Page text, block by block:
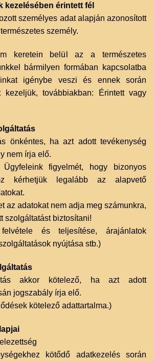
kezelésében érintett fél
személyes adat alapján azonosított
személy.
keretein belül az a természetes
bármilyen formában kapcsolatba
igénybe veszi és ennek során
kezeljük, továbbiakban: Érintett vagy
önkéntes, ha azt adott tevékenység
nem írja elő.
figyelmét, hogy bizonyos
kérhetjük legalább az alapvető
az adatokat nem adja meg számunkra,
szolgáltatást biztosítani!
és teljesítése, árajánlatok
nyújtása stb.)
akkor kötelező, ha azt adott
jogszabály írja elő.
kötelező adattartalma.)
kötődő adatkezelés során